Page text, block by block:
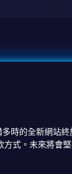
的全新網站終
式。未來將會